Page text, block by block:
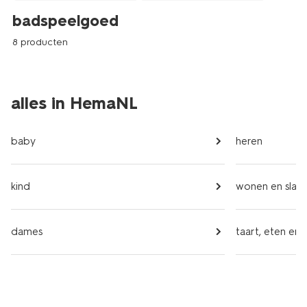
badspeelgoed
8 producten
alles in HemaNL
baby
kind
dames
heren
wonen en
taart, eten en